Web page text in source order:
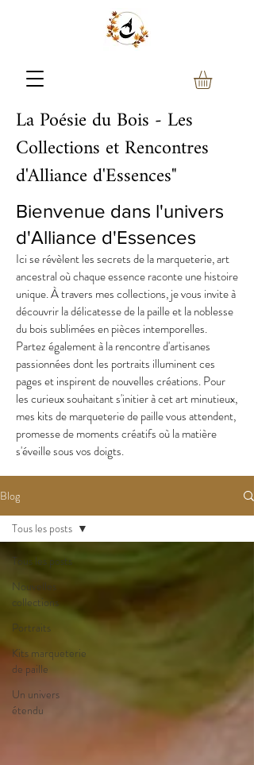
La Poésie du Bois - Les
Collections et Rencontres
d'Alliance d'Essences"
Bienvenue dans l'univers
d'Alliance d'Essences
Ici se révèlent les secrets de la marqueterie, art
ancestral où chaque essence raconte une histoire
unique. À travers mes collections, je vous invite à
découvrir la délicatesse de la paille et la noblesse
du bois sublimées en pièces intemporelles.
Partez également à la rencontre d'artisanes
passionnées dont les portraits illuminent ces
pages et inspirent de nouvelles créations. Pour
les curieux souhaitant s'initier à cet art minutieux,
mes kits de marqueterie de paille vous attendent,
promesse de moments créatifs où la matière
s'éveille sous vos doigts.
Blog
Tous les posts
Nouvelles
collections
Portraits
Kits marqueterie
de paille
Un univers
étendu
Tous les posts